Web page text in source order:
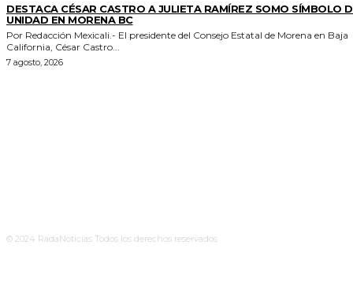
DESTACA CÉSAR CASTRO A JULIETA RAMÍREZ SOMO SÍMBOLO
UNIDAD EN MORENA BC
Por Redacción Mexicali.- El presidente del Consejo Estatal de Morena en Baja
California, César Castro...
7 agosto, 2026
© 2024 RadaNoticias Todos los derechos reservados